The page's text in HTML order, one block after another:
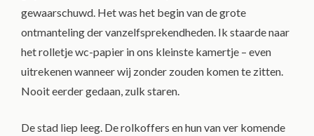
gewaarschuwd. Het was het begin van de grote
ontmanteling der vanzelfsprekendheden. Ik staarde naar
het rolletje wc-papier in ons kleinste kamertje – even
uitrekenen wanneer wij zonder zouden komen te zitten.
Nooit eerder gedaan, zulk staren.
De stad liep leeg. De rolkoffers en hun van ver komende